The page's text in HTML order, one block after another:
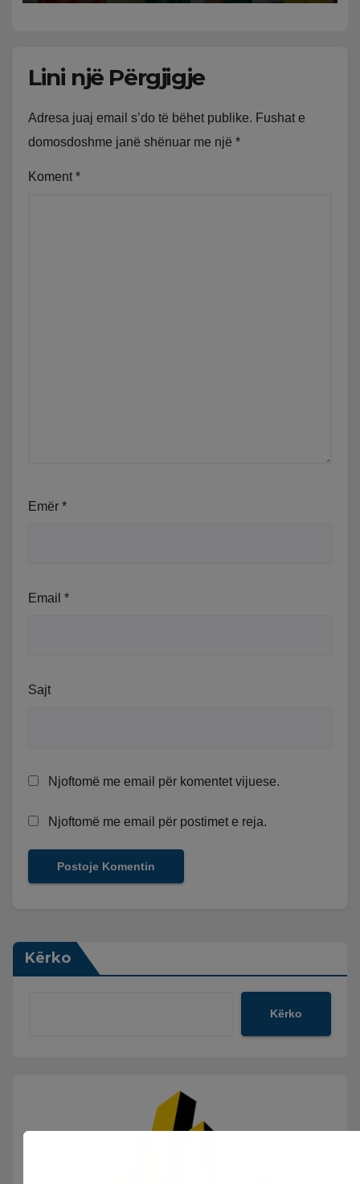
Lini një Përgjigje
Adresa juaj email s’do të bëhet publike. Fushat e
domosdoshme janë shënuar me një *
Koment *
Emër *
Email *
Sajt
Njoftomë me email për komentet vijuese.
Njoftomë me email për postimet e reja.
Kërko
Kërko